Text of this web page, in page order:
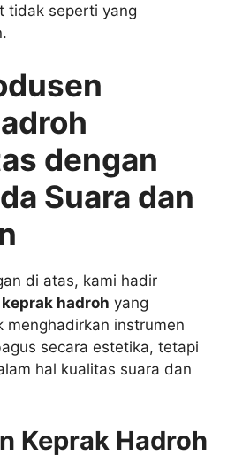
tidak seperti yang
dengan
Suara dan
di atas, kami hadir
hadroh yang
menghadirkan instrumen
secara estetika, tetapi
hal kualitas suara dan
Keprak Hadroh